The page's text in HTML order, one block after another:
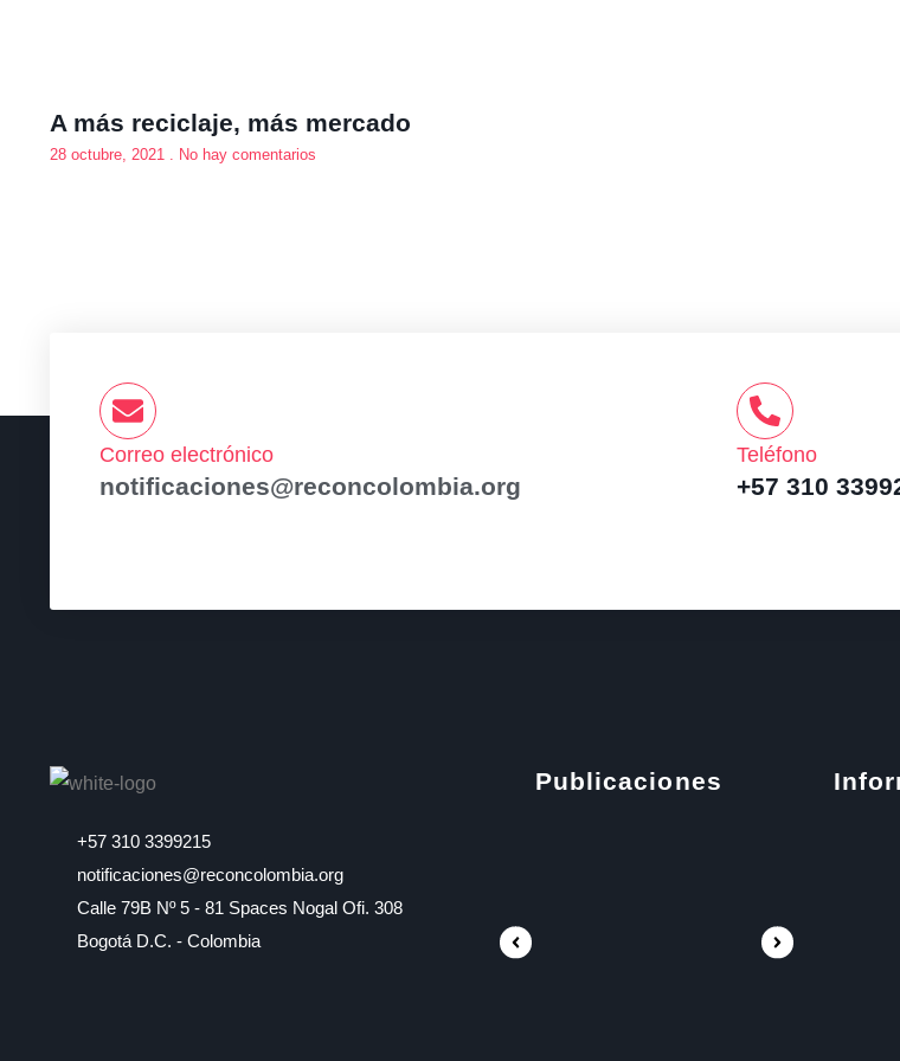
A más reciclaje, más mercado
28 octubre, 2021 No hay comentarios
Correo electrónico
notificaciones@reconcolombia.org
Teléfono
+57 310
+57 310 3399215
notificaciones@reconcolombia.org
Calle 79B Nº 5 - 81 Spaces Nogal Ofi. 308
Bogotá D.C. - Colombia
Publicaciones